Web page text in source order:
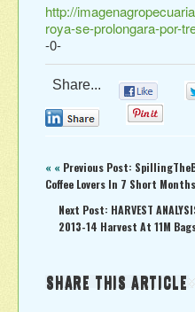
http://
roya-se-prolongara-por-
-0-
Share...
« « Previous Post:
Coffee Lovers In 7 Short Months
Next Post: HARVEST
2013-14 Harvest At 11M
SHARE THIS ARTICLE